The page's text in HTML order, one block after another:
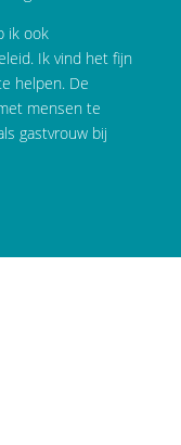
ik ook
Ik vind het fijn
helpen. De
mensen te
gastvrouw bij